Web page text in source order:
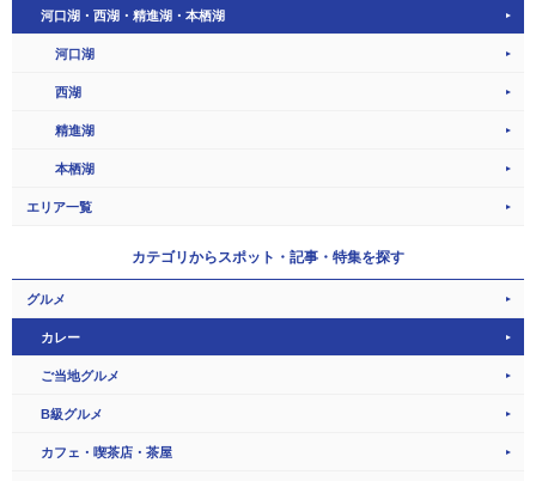
河口湖・西湖・精進湖・本栖湖
河口湖
西湖
精進湖
本栖湖
エリア一覧
カテゴリからスポット・記事・特集を探す
グルメ
カレー
ご当地グルメ
B級グルメ
カフェ・喫茶店・茶屋